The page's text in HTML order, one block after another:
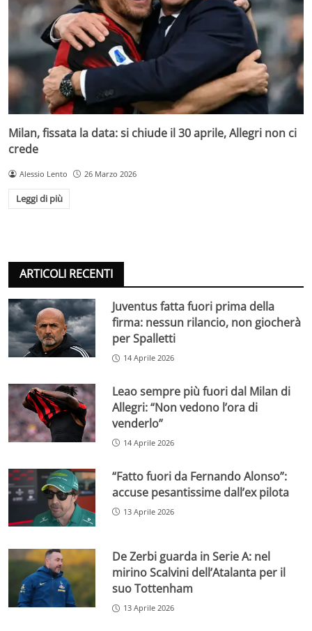
Milan, fissata la data: si chiude il 30 aprile, Allegri non ci
crede
Alessio Lento 26 Marzo 2026
Leggi di più
ARTICOLI RECENTI
Juventus fatta fuori prima della
firma: nessun rilancio, non giocherà
per Spalletti
14 Aprile 2026
Leao sempre più fuori dal Milan di
Allegri: “Non vedono l’ora di
venderlo”
14 Aprile 2026
“Fatto fuori da Fernando Alonso”:
accuse pesantissime dall’ex pilota
13 Aprile 2026
De Zerbi guarda in Serie A: nel
mirino Scalvini dell’Atalanta per il
suo Tottenham
13 Aprile 2026